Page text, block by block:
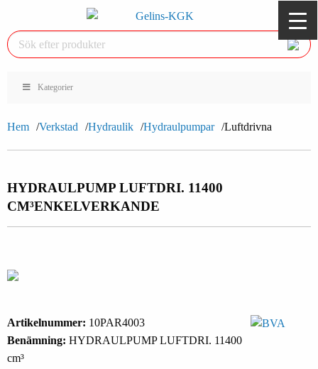
Kategorier
Hem Verkstad Hydraulik Hydraulpumpar Luftdrivna
HYDRAULPUMP LUFTDRI. 11400
CM³ENKELVERKANDE
Artikelnummer: 10PAR4003
Benämning: HYDRAULPUMP LUFTDRI. 11400
cm³